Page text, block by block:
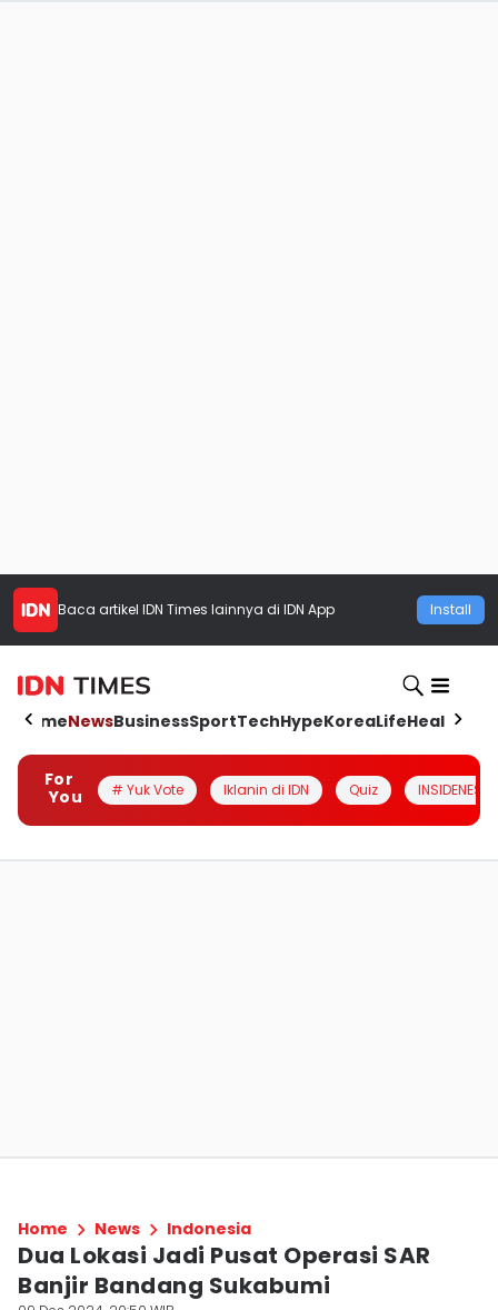
Baca artikel IDN Times lainnya di IDN App Install
HomeNewsBusinessSportTechHypeKoreaLifeHealth
For
You
# Yuk Vote Iklanin di IDN Quiz INSIDENESIA
Home News Indonesia
Dua Lokasi Jadi Pusat Operasi SAR
Banjir Bandang Sukabumi